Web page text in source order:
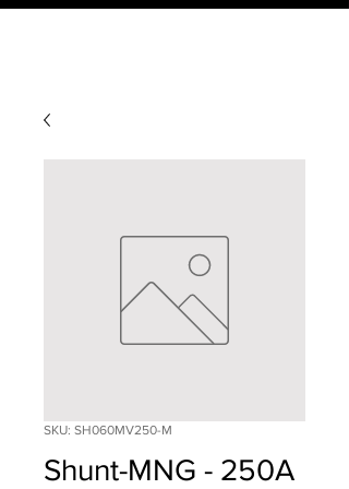
SKU: SH060MV250-M
Shunt-MNG - 250A